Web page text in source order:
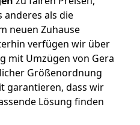
anderes als die
neuen Zuhause
verfügen wir über
mit Umzügen von Gera
Größenordnung
garantieren, dass wir
Lösung finden